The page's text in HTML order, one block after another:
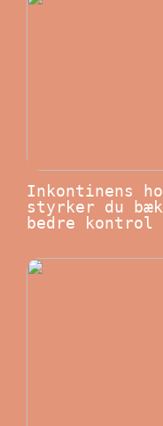
Inkontinens
styrker du
bedre kontrol